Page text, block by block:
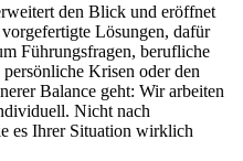
den Blick und eröffnet
Lösungen, dafür
Führungsfragen, berufliche
Krisen oder den
Balance geht: Wir arbeiten
Nicht nach
es Ihrer Situation wirklich